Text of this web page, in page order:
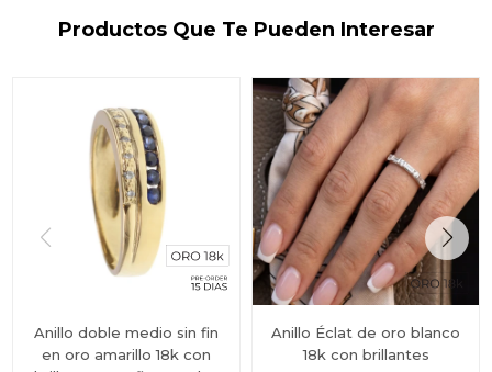
Productos Que Te Pueden Interesar
Anillo doble medio sin fin
en oro amarillo 18k con
Anillo Éclat de oro blanco
18k con brillantes